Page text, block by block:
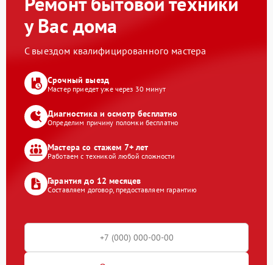
у Вас дома
С выездом квалифицированного мастера
Срочный выезд
Мастер приедет уже через 30 минут
Диагностика и осмотр бесплатно
Определим причину поломки бесплатно
Мастера со стажем 7+ лет
Работаем с техникой любой сложности
Гарантия до 12 месяцев
Составляем договор, предоставляем гарантию